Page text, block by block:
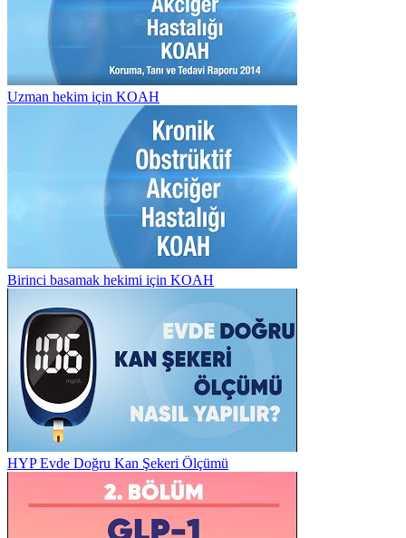
Uzman hekim için KOAH
Birinci basamak hekimi için KOAH
HYP Evde Doğru Kan Şekeri Ölçümü